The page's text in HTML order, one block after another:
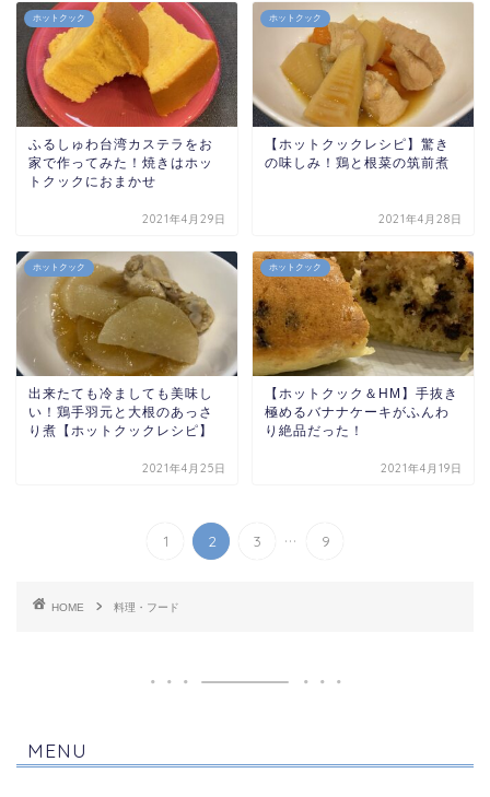
ホットクック
ふるしゅわ台湾カステラをお
家で作ってみた！焼きはホッ
トクックにおまかせ
2021年4月29日
ホットクック
【ホットクックレシピ】驚き
の味しみ！鶏と根菜の筑前煮
2021年4月28日
ホットクック
出来たても冷ましても美味し
い！鶏手羽元と大根のあっさ
り煮【ホットクックレシピ】
2021年4月25日
ホットクック
【ホットクック＆HM】手抜き
極めるバナナケーキがふんわ
り絶品だった！
2021年4月19日
1 2 3 ... 9
HOME 料理・フード
MENU